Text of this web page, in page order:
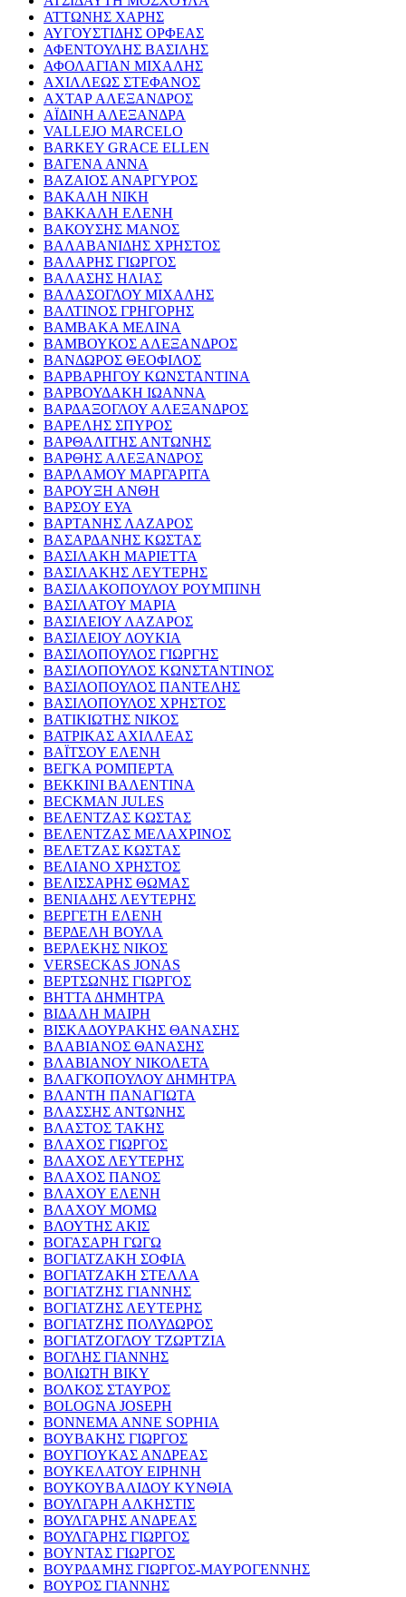
ΑΤΤΩΝΗΣ ΧΑΡΗΣ
ΑΥΓΟΥΣΤΙΔΗΣ ΟΡΦΕΑΣ
ΑΦΕΝΤΟΥΛΗΣ ΒΑΣΙΛΗΣ
ΑΦΟΛΑΓΙΑΝ ΜΙΧΑΛΗΣ
ΑΧΙΛΛΕΩΣ ΣΤΕΦΑΝΟΣ
ΑΧΤΑΡ ΑΛΕΞΑΝΔΡΟΣ
ΑΪΔΙΝΗ ΑΛΕΞΑΝΔΡΑ
VALLEJO MARCELO
BARKEY GRACE ELLEN
ΒΑΓΕΝΑ ΑΝΝΑ
ΒΑΖΑΙΟΣ ΑΝΑΡΓΥΡΟΣ
ΒΑΚΑΛΗ ΝΙΚΗ
ΒΑΚΚΑΛΗ ΕΛΕΝΗ
ΒΑΚΟΥΣΗΣ ΜΑΝΟΣ
ΒΑΛΑΒΑΝΙΔΗΣ ΧΡΗΣΤΟΣ
ΒΑΛΑΡΗΣ ΓΙΩΡΓΟΣ
ΒΑΛΑΣΗΣ ΗΛΙΑΣ
ΒΑΛΑΣΟΓΛΟΥ ΜΙΧΑΛΗΣ
ΒΑΛΤΙΝΟΣ ΓΡΗΓΟΡΗΣ
ΒΑΜΒΑΚΑ ΜΕΛΙΝΑ
ΒΑΜΒΟΥΚΟΣ ΑΛΕΞΑΝΔΡΟΣ
ΒΑΝΔΩΡΟΣ ΘΕΟΦΙΛΟΣ
ΒΑΡΒΑΡΗΓΟΥ ΚΩΝΣΤΑΝΤΙΝΑ
ΒΑΡΒΟΥΔΑΚΗ ΙΩΑΝΝΑ
ΒΑΡΔΑΞΟΓΛΟΥ ΑΛΕΞΑΝΔΡΟΣ
ΒΑΡΕΛΗΣ ΣΠΥΡΟΣ
ΒΑΡΘΑΛΙΤΗΣ ΑΝΤΩΝΗΣ
ΒΑΡΘΗΣ ΑΛΕΞΑΝΔΡΟΣ
ΒΑΡΛΑΜΟΥ ΜΑΡΓΑΡΙΤΑ
ΒΑΡΟΥΞΗ ΑΝΘΗ
ΒΑΡΣΟΥ ΕΥΑ
ΒΑΡΤΑΝΗΣ ΛΑΖΑΡΟΣ
ΒΑΣΑΡΔΑΝΗΣ ΚΩΣΤΑΣ
ΒΑΣΙΛΑΚΗ ΜΑΡΙΕΤΤΑ
ΒΑΣΙΛΑΚΗΣ ΛΕΥΤΕΡΗΣ
ΒΑΣΙΛΑΚΟΠΟΥΛΟΥ ΡΟΥΜΠΙΝΗ
ΒΑΣΙΛΑΤΟΥ ΜΑΡΙΑ
ΒΑΣΙΛΕΙΟΥ ΛΑΖΑΡΟΣ
ΒΑΣΙΛΕΙΟΥ ΛΟΥΚΙΑ
ΒΑΣΙΛΟΠΟΥΛΟΣ ΓΙΩΡΓΗΣ
ΒΑΣΙΛΟΠΟΥΛΟΣ ΚΩΝΣΤΑΝΤΙΝΟΣ
ΒΑΣΙΛΟΠΟΥΛΟΣ ΠΑΝΤΕΛΗΣ
ΒΑΣΙΛΟΠΟΥΛΟΣ ΧΡΗΣΤΟΣ
ΒΑΤΙΚΙΩΤΗΣ ΝΙΚΟΣ
ΒΑΤΡΙΚΑΣ ΑΧΙΛΛΕΑΣ
ΒΑΪΤΣΟΥ ΕΛΕΝΗ
ΒΕΓΚΑ ΡΟΜΠΕΡΤΑ
ΒΕΚΚΙΝΙ ΒΑΛΕΝΤΙΝΑ
BECKMAN JULES
ΒΕΛΕΝΤΖΑΣ ΚΩΣΤΑΣ
ΒΕΛΕΝΤΖΑΣ ΜΕΛΑΧΡΙΝΟΣ
ΒΕΛΕΤΖΑΣ ΚΩΣΤΑΣ
ΒΕΛΙΑΝΟ ΧΡΗΣΤΟΣ
ΒΕΛΙΣΣΑΡΗΣ ΘΩΜΑΣ
ΒΕΝΙΑΔΗΣ ΛΕΥΤΕΡΗΣ
ΒΕΡΓΕΤΗ ΕΛΕΝΗ
ΒΕΡΔΕΛΗ ΒΟΥΛΑ
ΒΕΡΛΕΚΗΣ ΝΙΚΟΣ
VERSECKAS JONAS
ΒΕΡΤΣΩΝΗΣ ΓΙΩΡΓΟΣ
ΒΗΤΤΑ ΔΗΜΗΤΡΑ
ΒΙΔΑΛΗ ΜΑΙΡΗ
ΒΙΣΚΑΔΟΥΡΑΚΗΣ ΘΑΝΑΣΗΣ
ΒΛΑΒΙΑΝΟΣ ΘΑΝΑΣΗΣ
ΒΛΑΒΙΑΝΟΥ ΝΙΚΟΛΕΤΑ
ΒΛΑΓΚΟΠΟΥΛΟΥ ΔΗΜΗΤΡΑ
ΒΛΑΝΤΗ ΠΑΝΑΓΙΩΤΑ
ΒΛΑΣΣΗΣ ΑΝΤΩΝΗΣ
ΒΛΑΣΤΟΣ ΤΑΚΗΣ
ΒΛΑΧΟΣ ΓΙΩΡΓΟΣ
ΒΛΑΧΟΣ ΛΕΥΤΕΡΗΣ
ΒΛΑΧΟΣ ΠΑΝΟΣ
ΒΛΑΧΟΥ ΕΛΕΝΗ
ΒΛΑΧΟΥ ΜΟΜΩ
ΒΛΟΥΤΗΣ ΑΚΙΣ
ΒΟΓΑΣΑΡΗ ΓΩΓΩ
ΒΟΓΙΑΤΖΑΚΗ ΣΟΦΙΑ
ΒΟΓΙΑΤΖΑΚΗ ΣΤΕΛΛΑ
ΒΟΓΙΑΤΖΗΣ ΓΙΑΝΝΗΣ
ΒΟΓΙΑΤΖΗΣ ΛΕΥΤΕΡΗΣ
ΒΟΓΙΑΤΖΗΣ ΠΟΛΥΔΩΡΟΣ
ΒΟΓΙΑΤΖΟΓΛΟΥ ΤΖΩΡΤΖΙΑ
ΒΟΓΛΗΣ ΓΙΑΝΝΗΣ
ΒΟΛΙΩΤΗ ΒΙΚΥ
ΒΟΛΚΟΣ ΣΤΑΥΡΟΣ
BOLOGNA JOSEPH
BONNEMA ANNE SOPHIA
ΒΟΥΒΑΚΗΣ ΓΙΩΡΓΟΣ
ΒΟΥΓΙΟΥΚΑΣ ΑΝΔΡΕΑΣ
ΒΟΥΚΕΛΑΤΟΥ ΕΙΡΗΝΗ
ΒΟΥΚΟΥΒΑΛΙΔΟΥ ΚΥΝΘΙΑ
ΒΟΥΛΓΑΡΗ ΑΛΚΗΣΤΙΣ
ΒΟΥΛΓΑΡΗΣ ΑΝΔΡΕΑΣ
ΒΟΥΛΓΑΡΗΣ ΓΙΩΡΓΟΣ
ΒΟΥΝΤΑΣ ΓΙΩΡΓΟΣ
ΒΟΥΡΔΑΜΗΣ ΓΙΩΡΓΟΣ-ΜΑΥΡΟΓΕΝΝΗΣ
ΒΟΥΡΟΣ ΓΙΑΝΝΗΣ